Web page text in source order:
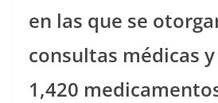
en las que se
consultas médicas
1,420